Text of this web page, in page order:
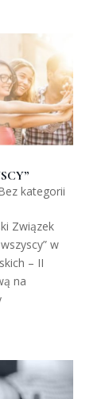
kategorii
Związek
w
– II
na